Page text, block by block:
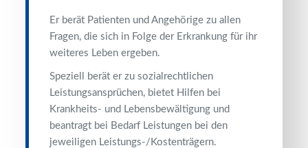
Er berät Patienten und Angehörige zu allen
Fragen, die sich in Folge der Erkrankung für ihr
weiteres Leben ergeben.
Speziell berät er zu sozialrechtlichen
Leistungsansprüchen, bietet Hilfen bei
Krankheits- und Lebensbewältigung und
beantragt bei Bedarf Leistungen bei den
jeweiligen Leistungs-/Kostenträgern.